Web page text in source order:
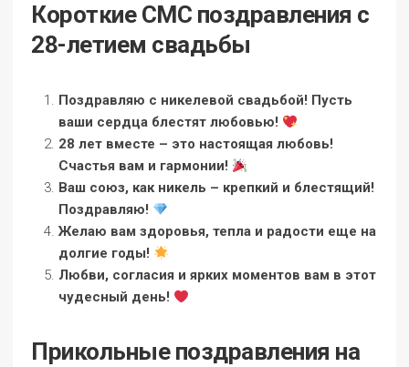
Короткие СМС поздравления с
28-летием свадьбы
Поздравляю с никелевой свадьбой! Пусть
ваши сердца блестят любовью!
28 лет вместе – это настоящая любовь!
Счастья вам и гармонии!
Ваш союз, как никель – крепкий и блестящий!
Поздравляю!
Желаю вам здоровья, тепла и радости еще на
долгие годы!
Любви, согласия и ярких моментов вам в этот
чудесный день!
Прикольные поздравления на